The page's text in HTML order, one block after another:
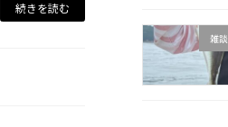
続きを読む
雑談